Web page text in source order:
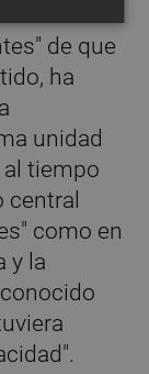
en su
de que
ha
unidad
tiempo
central
como en
y la